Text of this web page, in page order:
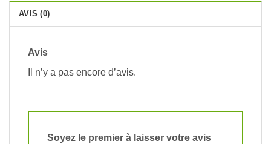
AVIS (0)
Avis
Il n’y a pas encore d’avis.
Soyez le premier à laisser votre avis